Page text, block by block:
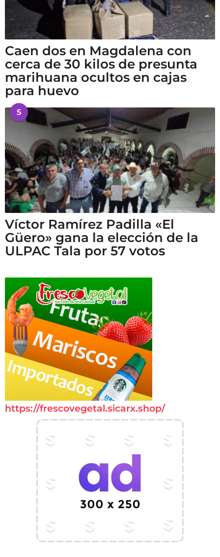
Caen dos en Magdalena con
cerca de 30 kilos de presunta
marihuana ocultos en cajas
para huevo
5
Víctor Ramírez Padilla «El
Güero» gana la elección de la
ULPAC Tala por 57 votos
https://frescovegetal.sicarx.shop/